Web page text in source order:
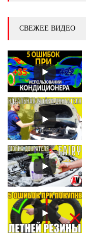
СВЕЖЕЕ ВИДЕО